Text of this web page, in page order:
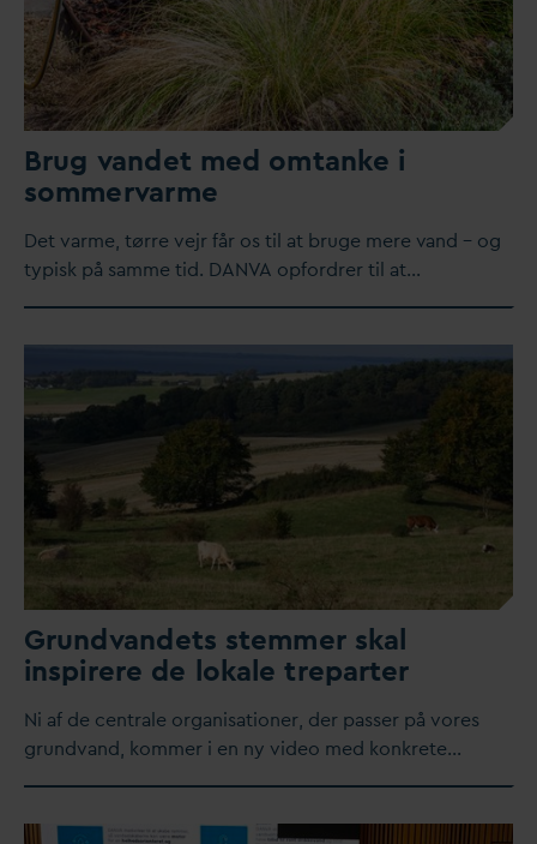
Brug vandet med omtanke i
sommervarme
Det varme, tørre vejr får os til at bruge mere vand – og
typisk på samme tid. DANVA opfordrer til at…
Grundvandets stemmer skal
inspirere de lokale treparter
​Ni af de centrale organisationer, der passer på vores
grundvand, kommer i en ny video med konkrete…